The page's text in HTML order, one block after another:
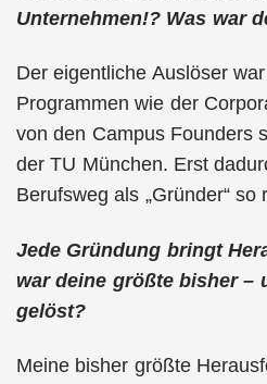
Unternehmen!? Was war
Der eigentliche Auslöser
Programmen wie der
von den Campus Founders
der TU München. Erst
Berufsweg als „Gründer“ so
Jede Gründung bringt
war deine größte bisher –
gelöst?
Meine bisher größte